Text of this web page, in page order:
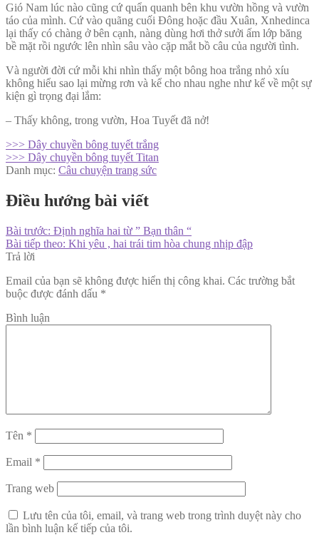
Gió Nam lúc nào cũng cứ quẩn quanh bên khu vườn hồng và vườn
táo của mình. Cứ vào quãng cuối Đông hoặc đầu Xuân, Xnhedinca
lại thấy có chàng ở bên cạnh, nàng dùng hơi thở sưởi ấm lớp băng
bề mặt rồi ngước lên nhìn sâu vào cặp mắt bồ câu của người tình.
Và người đời cứ mỗi khi nhìn thấy một bông hoa trắng nhỏ xíu
không hiểu sao lại mừng rơn và kể cho nhau nghe như kể về một sự
kiện gì trọng đại lắm:
– Thấy không, trong vườn, Hoa Tuyết đã nở!
>>> Dây chuyền bông tuyết trắng
>>> Dây chuyền bông tuyết Titan
Danh mục: Câu chuyện trang sức
Điều hướng bài viết
Bài trước: Định nghĩa hai từ ” Bạn thân “
Bài tiếp theo: Khi yêu , hai trái tim hòa chung nhịp đập
Trả lời
Email của bạn sẽ không được hiển thị công khai. Các trường bắt
buộc được đánh dấu *
Bình luận
Tên *
Email *
Trang web
Lưu tên của tôi, email, và trang web trong trình duyệt này cho
lần bình luận kế tiếp của tôi.